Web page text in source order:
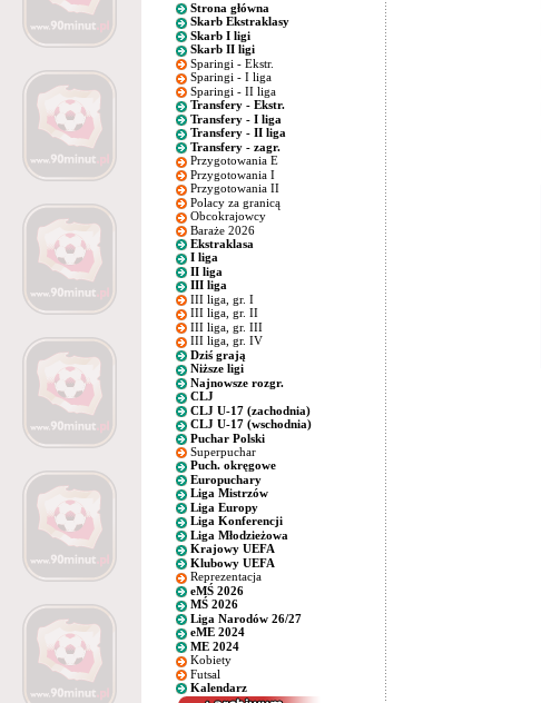
Strona główna
Skarb Ekstraklasy
Skarb I ligi
Skarb II ligi
Sparingi - Ekstr.
Sparingi - I liga
Sparingi - II liga
Transfery - Ekstr.
Transfery - I liga
Transfery - II liga
Transfery - zagr.
Przygotowania E
Przygotowania I
Przygotowania II
Polacy za granicą
Obcokrajowcy
Baraże 2026
Ekstraklasa
I liga
II liga
III liga
III liga, gr. I
III liga, gr. II
III liga, gr. III
III liga, gr. IV
Dziś grają
Niższe ligi
Najnowsze rozgr.
CLJ
CLJ U-17 (zachodnia)
CLJ U-17 (wschodnia)
Puchar Polski
Superpuchar
Puch. okręgowe
Europuchary
Liga Mistrzów
Liga Europy
Liga Konferencji
Liga Młodzieżowa
Krajowy UEFA
Klubowy UEFA
Reprezentacja
eMŚ 2026
MŚ 2026
Liga Narodów 26/27
eME 2024
ME 2024
Kobiety
Futsal
Kalendarz